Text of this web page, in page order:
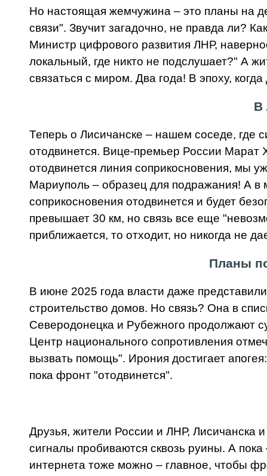
Но настоящая жемчужина – это планы на
связи". Звучит загадочно, не правда ли?
Министр цифрового развития ЛНР,
локальный, где никто не подслушает?" А
связаться с миром. Два года! В эпоху,
В
Теперь о Лисичанске – нашем соседе, где
отодвинется. Вице-премьер России Марат
отодвинется линия соприкосновения, мы
Мариуполь – образец для подражания! А
соприкосновения отодвинется и будет
превышает 30 км, но связь все еще
приближается, то отходит, но никогда не
Планы
В июне 2025 года власти даже
строительство домов. Но связь? Она в
Северодонецка и Рубежного продолжают
Центр национального сопротивления
вызвать помощь". Ирония достигает
пока фронт "отодвинется".
Друзья, жители России и ЛНР, Лисичанска
сигналы пробиваются сквозь руины. А
интернета тоже можно – главное, чтобы